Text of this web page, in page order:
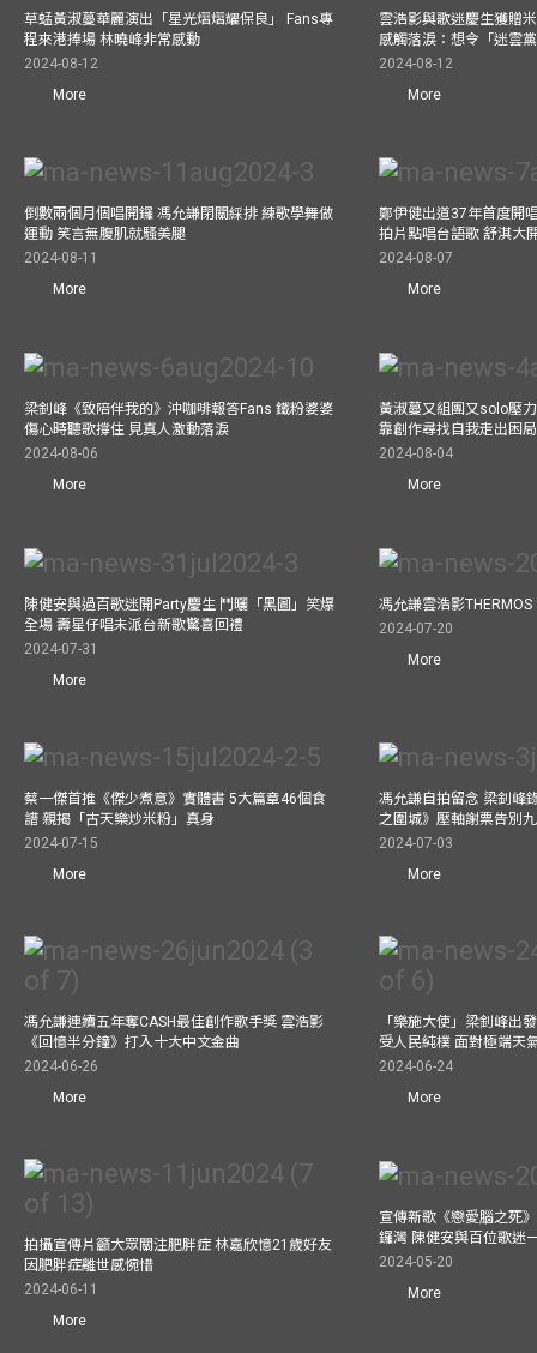
草蜢黃淑蔓華麗演出「星光熠熠耀保良」 Fans專
程來港捧場 林曉峰非常感動
2024-08-12
More
雲浩影與歌迷慶生獲贈
感觸落淚：想令「迷雲
2024-08-12
More
倒數兩個月個唱開鑼 馮允謙閉關綵排 練歌學舞做
運動 笑言無腹肌就騷美腿
2024-08-11
More
鄭伊健出道37年首度開
拍片點唱台語歌 舒淇大
2024-08-07
More
梁釗峰《致陪伴我的》沖咖啡報答Fans 鐵粉婆婆
傷心時聽歌撐住 見真人激動落淚
2024-08-06
More
黃淑蔓又組團又solo壓
靠創作尋找自我走出困局
2024-08-04
More
陳健安與過百歌迷開Party慶生 鬥曬「黑圖」笑爆
全場 壽星仔唱未派台新歌驚喜回禮
2024-07-31
More
馮允謙雲浩影
2024-07-20
More
蔡一傑首推《傑少煮意》實體書 5大篇章46個食
譜 親揭「古天樂炒米粉」真身
2024-07-15
More
馮允謙自拍留念 梁釗峰
之圍城》壓軸謝票告別
2024-07-03
More
馮允謙連續五年奪CASH最佳創作歌手獎 雲浩影
《回憶半分鐘》打入十大中文金曲
2024-06-26
More
「樂施大使」梁釗峰出
受人民純樸 面對極端天
2024-06-24
More
拍攝宣傳片籲大眾關注肥胖症 林嘉欣憶21歲好友
因肥胖症離世感惋惜
2024-06-11
More
宣傳新歌《戀愛腦之死
鑼灣 陳健安與百位歌迷
2024-05-20
More